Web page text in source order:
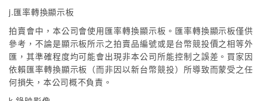
j.匯率轉換顯示板
拍賣會中，本公司會使用匯率轉換顯示板。匯率轉換顯示板僅供
參考，不論是顯示板所示之拍賣品編號或是台幣競投價之相等外
匯，其準確程度均可能會出現非本公司所能控制之誤差。買家因
依賴匯率轉換顯示板（而非因以新台幣競投）所導致而蒙受之任
何損失，本公司概不負責。